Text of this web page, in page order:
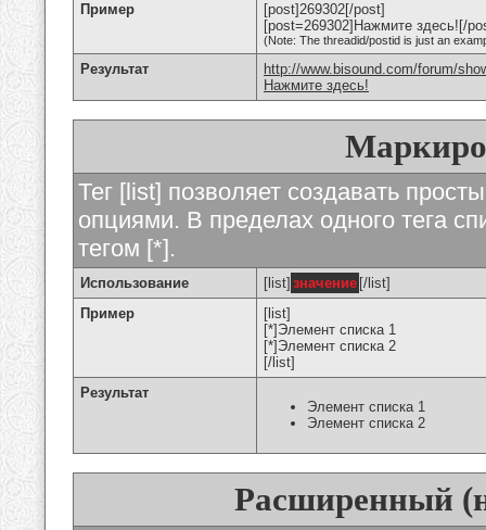
Пример
[post]269302[/post]
[post=269302]Нажмите здесь![/
(Note: The threadid/postid is just an
Результат
http://www.bisound.com/forum/
Нажмите здесь!
Тег [list] позволяет создавать
опциями. В пределах одного тега
тегом [*].
Использование [list] значение [/list]
Пример
[list]
[*]Элемент списка 1
[*]Элемент списка 2
[/list]
Результат
Элемент списка 1
Элемент списка 2
Расширенный